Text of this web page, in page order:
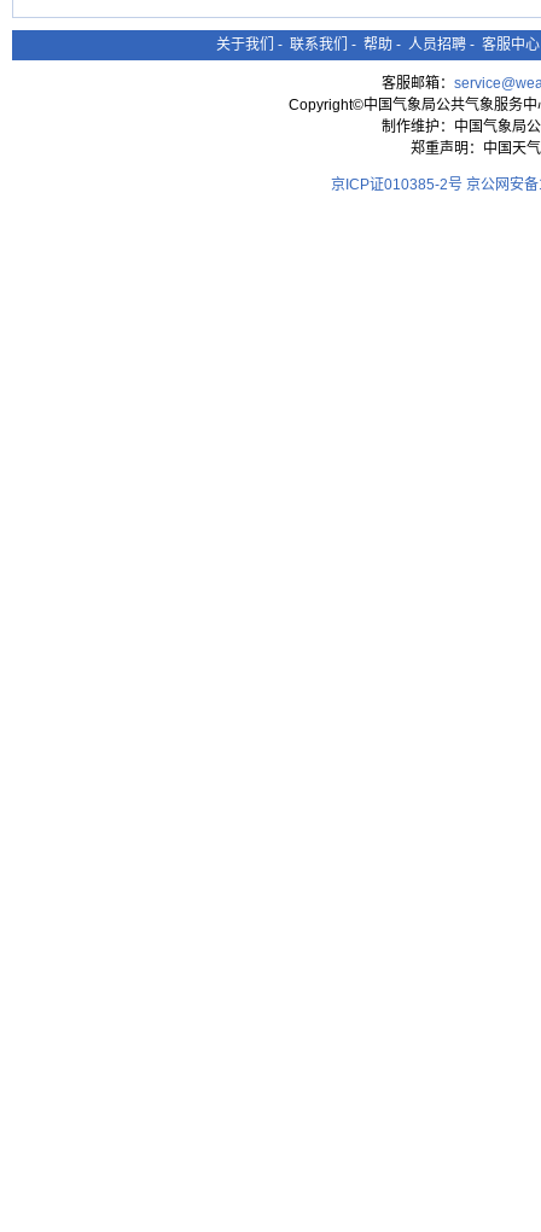
关于我们 - 联系我们 - 帮助 - 人员招聘 - 客服中心
客服邮箱：
Copyright©中国气象局公共气象服务
制作维护：中国气象局
郑重声明：中国天
京ICP证010385-2号 京公网安